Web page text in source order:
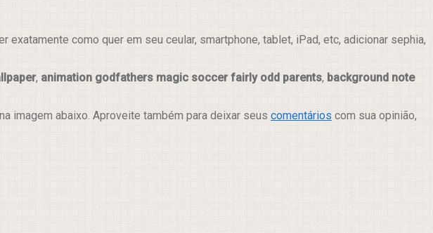
como quer em seu ceular, smartphone, tablet, iPad, etc, adicionar sephia,
, animation godfathers magic soccer fairly odd parents, background note
imagem abaixo. Aproveite também para deixar seus comentários com sua opinião,